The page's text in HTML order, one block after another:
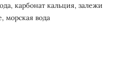
карбонат кальция, залежи
морская вода